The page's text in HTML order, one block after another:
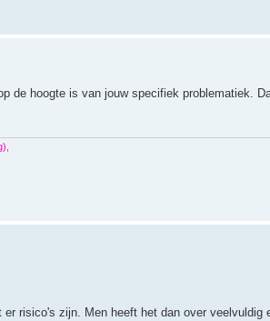
de hoogte is van jouw specifiek problematiek.
risico's zijn. Men heeft het dan over veelvuldig